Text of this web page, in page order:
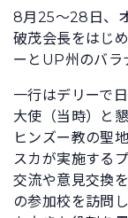
8月25〜28日、
破茂会長をはじ
ーとUP州のバラ
一行はデリーで
大使（当時）と
ヒンズー教の聖
スカが実施する
交流や意見交換
の参加校を訪問